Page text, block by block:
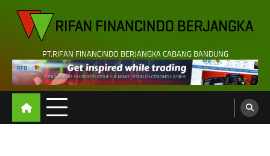
content
PT.RIFAN FINANCINDO BERJANGKA CABANG BANDUNG